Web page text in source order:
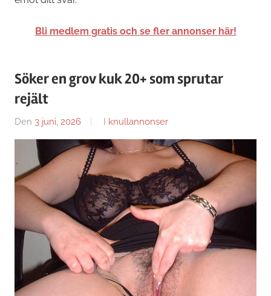
Bli medlem gratis och se fler annonser här!
Söker en grov kuk 20+ som sprutar
rejält
Den 3 juni, 2026
Av
Caroline
I knullannonser